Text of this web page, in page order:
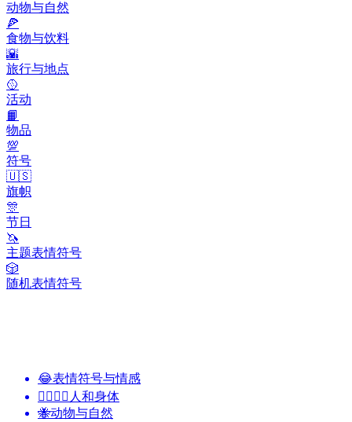
动物与自然
🍕
食物与饮料
🌇
旅行与地点
🥎
活动
📙
物品
💯
符号
🇺🇸
旗帜
🎊
节日
🦄
主题表情符号
🎲
随机表情符号
😂表情符号与情感
👩‍❤️‍💋‍👨 人和身体
🐝动物与自然